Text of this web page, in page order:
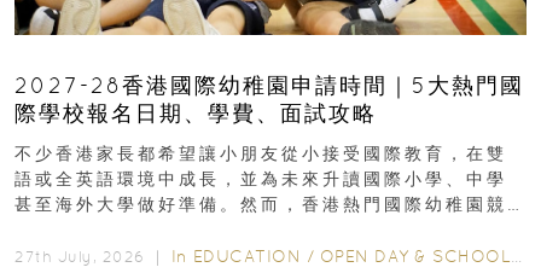
2027-28香港國際幼稚園申請時間｜5大熱門國
際學校報名日期、學費、面試攻略
不少香港家長都希望讓小朋友從小接受國際教育，在雙
語或全英語環境中成長，並為未來升讀國際小學、中學
甚至海外大學做好準備。然而，香港熱門國際幼稚園競
27th July, 2026 ｜ In EDUCATION / OPEN DAY & SCHOOL EVENTS